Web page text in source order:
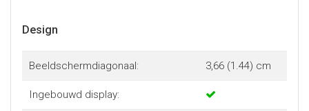
Design
Beeldschermdiagonaal: 3,66 (1.44) cm
Ingebouwd display: